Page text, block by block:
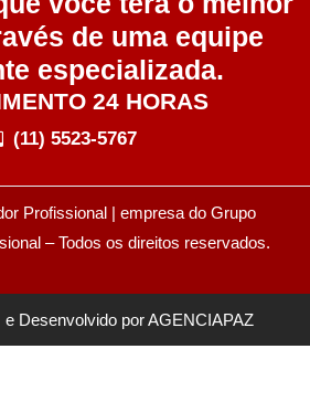
de uma equipe
especializada.
24 HORAS
(11) 5523-5767
Profissional | empresa do Grupo
– Todos os direitos reservados.
Desenvolvido porAGENCIAPAZ